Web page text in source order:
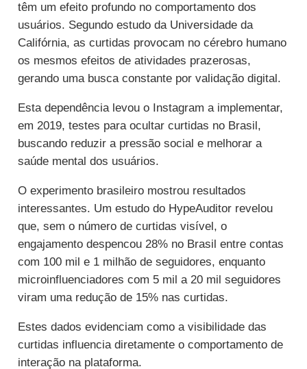
têm um efeito profundo no comportamento dos
usuários. Segundo estudo da Universidade da
Califórnia, as curtidas provocam no cérebro humano
os mesmos efeitos de atividades prazerosas,
gerando uma busca constante por validação digital.
Esta dependência levou o Instagram a implementar,
em 2019, testes para ocultar curtidas no Brasil,
buscando reduzir a pressão social e melhorar a
saúde mental dos usuários.
O experimento brasileiro mostrou resultados
interessantes. Um estudo do HypeAuditor revelou
que, sem o número de curtidas visível, o
engajamento despencou 28% no Brasil entre contas
com 100 mil e 1 milhão de seguidores, enquanto
microinfluenciadores com 5 mil a 20 mil seguidores
viram uma redução de 15% nas curtidas.
Estes dados evidenciam como a visibilidade das
curtidas influencia diretamente o comportamento de
interação na plataforma.